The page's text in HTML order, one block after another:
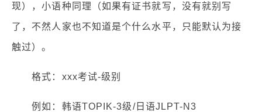
现），小语种同理（如果有证书就写，没有就别写
了，不然人家也不知道是个什么水平，只能默认为接
触过）。
格式：xxx考试-级别
例如：韩语TOPIK-3级/日语JLPT-N3